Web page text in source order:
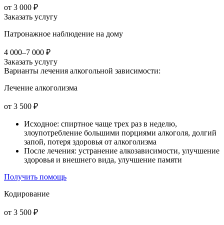
от 3 000 ₽
Заказать услугу
Патронажное наблюдение на дому
4 000–7 000 ₽
Заказать услугу
Варианты лечения алкогольной зависимости:
Лечение алкоголизма
от 3 500 ₽
Исходное: спиртное чаще трех раз в неделю,
злоупотребление большими порциями алкоголя, долгий
запой, потеря здоровья от алкоголизма
После лечения: устранение алкозависимости, улучшение
здоровья и внешнего вида, улучшение памяти
Получить помощь
Кодирование
от 3 500 ₽